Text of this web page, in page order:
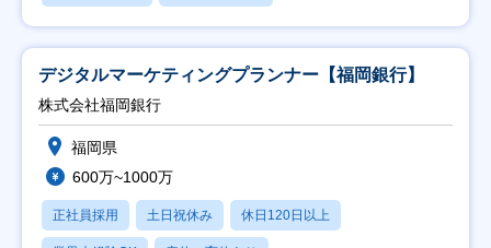
デジタルマーケティングプランナー【福岡銀行】
株式会社福岡銀行
福岡県
600万~1000万
正社員採用 土日祝休み 休日120日以上